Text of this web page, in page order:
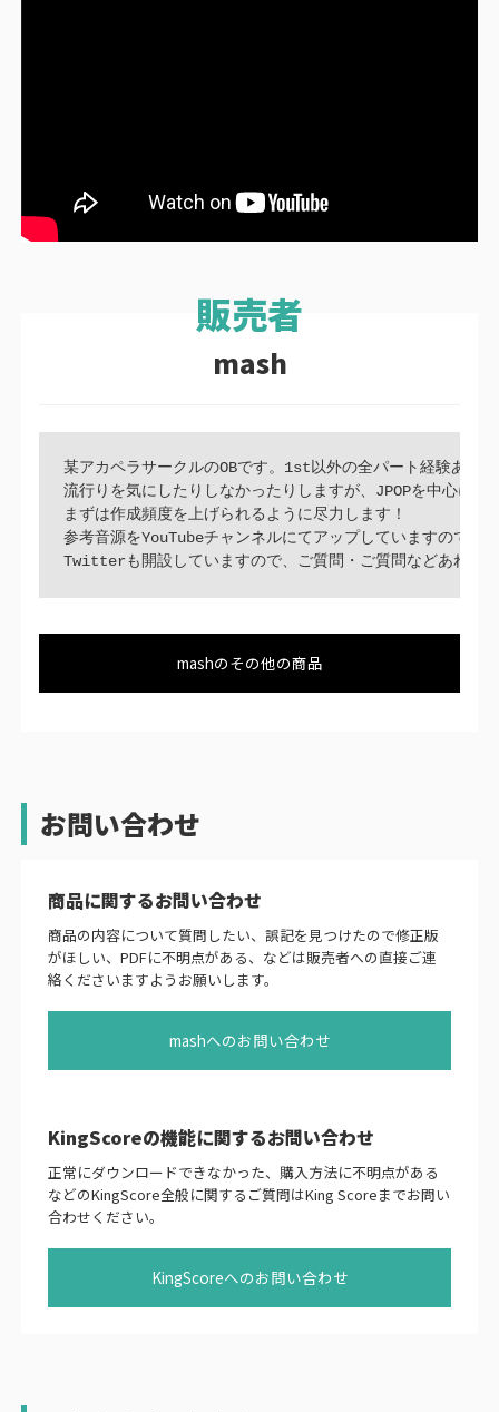
mash
某アカペラサークルのOBです。1st以外の全パート経験あり。
流行りを気にしたりしなかったりしますが、JPOPを中心に
まずは作成頻度を上げられるように尽力します！
参考音源をYouTubeチャンネルにてアップしていますので、
Twitterも開設していますので、ご質問・ご質問などあれば
mashのその他の商品
お問い合わせ
商品に関するお問い合わせ
商品の内容について質問したい、誤記を見つけたので修正版
がほしい、PDFに不明点がある、などは販売者への直接ご連
絡くださいますようお願いします。
mashへのお問い合わせ
KingScoreの機能に関するお問い合わせ
正常にダウンロードできなかった、購入方法に不明点がある
などのKingScore全般に関するご質問はKing Scoreまでお問い
合わせください。
KingScoreへのお問い合わせ